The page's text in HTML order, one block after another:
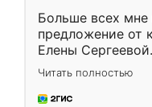
Больше всех мне
предложение от
Елены
короткие сроки
для замера
предложил по
Читать полностью